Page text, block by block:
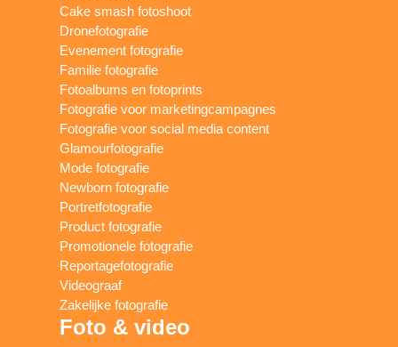
Cake smash fotoshoot
Dronefotografie
Evenement fotografie
Familie fotografie
Fotoalbums en fotoprints
Fotografie voor marketingcampagnes
Fotografie voor social media content
Glamourfotografie
Mode fotografie
Newborn fotografie
Portretfotografie
Product fotografie
Promotionele fotografie
Reportagefotografie
Videograaf
Zakelijke fotografie
Foto & video